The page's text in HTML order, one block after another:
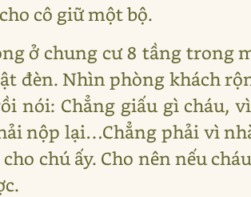
cô giữ một bộ.
ở chung cư 8 tầng trong
đèn. Nhìn phòng khách
nói: Chẳng giấu gì cháu,
nộp lại…Chẳng phải vì
chú ấy. Cho nên nếu